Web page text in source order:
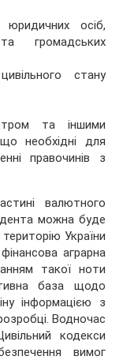
осіб,
громадських
стану
та іншими
необхідні для
правочинів з
валютного
можна буде
України
аграрна
такої ноти
база щодо
інформацією з
Водночас
кодекси
вимог